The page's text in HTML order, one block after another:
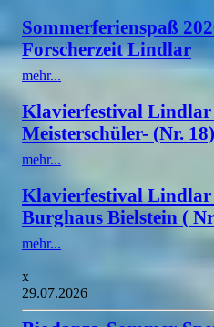
Sommerferienspaß
Forscherzeit Lindlar
mehr...
Klavierfestival Lindlar
Meisterschüler- (Nr.
mehr...
Klavierfestival Lindlar
Burghaus Bielstein (
mehr...
x
29.07.2026